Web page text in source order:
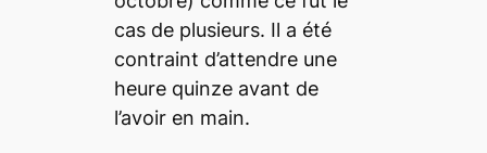
cas de plusieurs. Il a été
contraint d’attendre une
heure quinze avant de
l’avoir en main.